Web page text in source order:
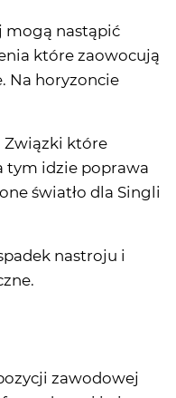
mogą nastąpić
które zaowocują
Na horyzoncie
Związki które
tym idzie poprawa
światło dla Singli
nastroju i
zawodowej